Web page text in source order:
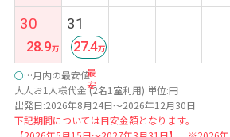
30
28.9
31
最
安
27.4
○…月内の最安値
大人お1人様代金 (2名1室利用) 単位:円
出発日:2026年8月24日～2026年12月30日
下記期間については目安金額となります。